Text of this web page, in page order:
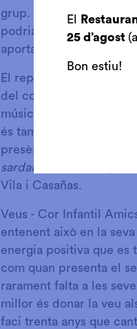
grup. La raó és que si
podria ser una societat
aporta el millor de si
El repertori escollit per
del cor, ja que recull
música sacra o obres
és també ben present
presència de peces
sardana de les monges
Vila i Casañas.
Veus - Cor Infantil
entenent això en la
energia positiva que es
com quan presenta el
rarament falta a les
millor és donar la veu
faci trenta anys que
El
25 d’agost
Bon estiu!